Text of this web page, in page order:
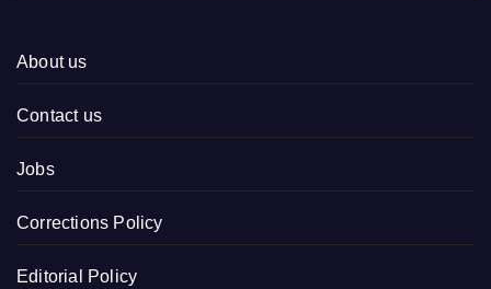
About us
Contact us
Jobs
Corrections Policy
Editorial Policy